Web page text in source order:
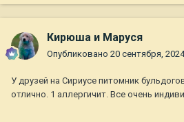
Кирюша и Маруся
Опубликовано 20 сентября, 2024
У друзей на Сириусе питомник
отлично. 1 аллергичит. Все очень